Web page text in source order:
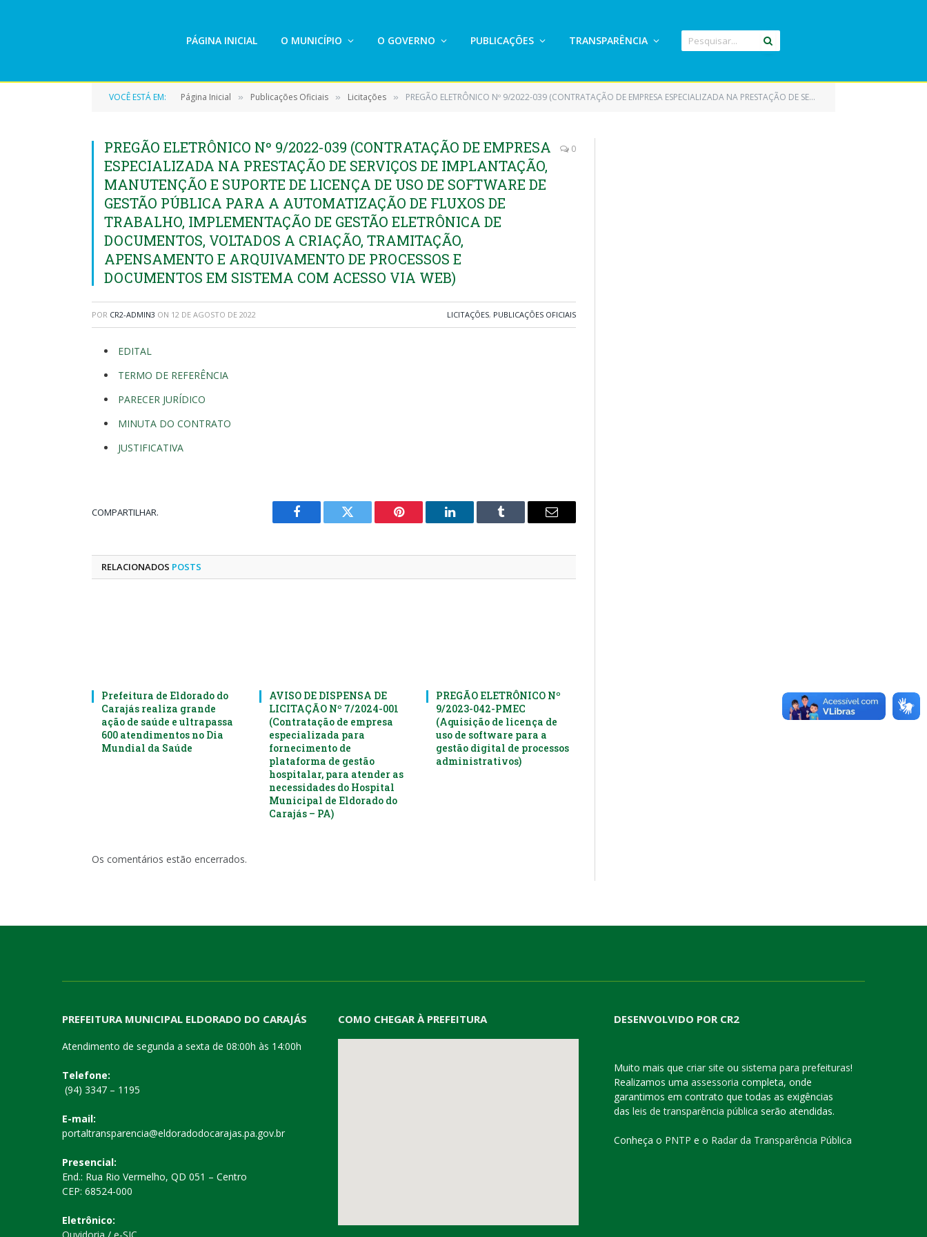
PÁGINA INICIAL O MUNICÍPIO O GOVERNO PUBLICAÇÕES TRANSPARÊNCIA
VOCÊ ESTÁ EM: Página Inicial » Publicações Oficiais » Licitações » PREGÃO ELETRÔNICO Nº 9/2022-039 (CONTRATAÇÃO DE EMPRESA ESPECIALIZADA NA PRESTAÇÃO DE SERVIÇOS DE IMPLANTAÇÃO, MANUTENÇÃO E SUPORTE DE LICENÇA DE USO DE SOFTWARE DE GESTÃO PÚBLICA PARA A AUTOMATIZAÇÃO DE FLUXOS DE TRABALHO, IMPLEMENTAÇÃO DE GESTÃO ELETRÔNICA DE DOCUMENTOS, VOLTADOS A CRIAÇÃO, TRAMITAÇÃO, APENSAMENTO E ARQUIVAMENTO DE PROCESSOS E DOCUMENTOS EM SISTEMA COM ACESSO VIA WEB)
PREGÃO ELETRÔNICO Nº 9/2022-039 (CONTRATAÇÃO DE EMPRESA
ESPECIALIZADA NA PRESTAÇÃO DE SERVIÇOS DE IMPLANTAÇÃO,
MANUTENÇÃO E SUPORTE DE LICENÇA DE USO DE SOFTWARE DE
GESTÃO PÚBLICA PARA A AUTOMATIZAÇÃO DE FLUXOS DE
TRABALHO, IMPLEMENTAÇÃO DE GESTÃO ELETRÔNICA DE
DOCUMENTOS, VOLTADOS A CRIAÇÃO, TRAMITAÇÃO,
APENSAMENTO E ARQUIVAMENTO DE PROCESSOS E
DOCUMENTOS EM SISTEMA COM ACESSO VIA WEB)
0
POR CR2-ADMIN3 ON 12 DE AGOSTO DE 2022 LICITAÇÕES, PUBLICAÇÕES OFICIAIS
EDITAL
TERMO DE REFERÊNCIA
PARECER JURÍDICO
MINUTA DO CONTRATO
JUSTIFICATIVA
COMPARTILHAR.
Facebook Twitter Pinterest LinkedIn Tumblr
E-
RELACIONADOS POSTS
Prefeitura de Eldorado do
Carajás realiza grande
ação de saúde e ultrapassa
600 atendimentos no Dia
Mundial da Saúde
AVISO DE DISPENSA DE
LICITAÇÃO Nº 7/2024-001
(Contratação de empresa
especializada para
fornecimento de
plataforma de gestão
hospitalar, para atender as
necessidades do Hospital
Municipal de Eldorado do
Carajás – PA)
PREGÃO ELETRÔNICO Nº
9/2023-042-PMEC
(Aquisição de licença de
uso de software para a
gestão digital de processos
administrativos)
Os comentários estão encerrados.
PREFEITURA MUNICIPAL ELDORADO DO CARAJÁS
Atendimento de segunda a sexta de 08:00h às 14:00h
Telefone:
(94) 3347 – 1195
E-mail:
portaltransparencia@eldoradodocarajas.pa.gov.br
Presencial:
End.: Rua Rio Vermelho, QD 051 – Centro
CEP: 68524-000
Eletrônico:
COMO CHEGAR À PREFEITURA DESENVOLVIDO POR CR2
Muito mais que criar site ou sistema para prefeituras!
Realizamos uma assessoria completa, onde
garantimos em contrato que todas as exigências
das leis de transparência pública serão atendidas.
Conheça o PNTP e o Radar da Transparência Pública